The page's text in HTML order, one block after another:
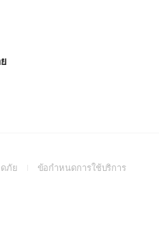
ภัย(Openข้อกำหนดการใช้บริการ(Open